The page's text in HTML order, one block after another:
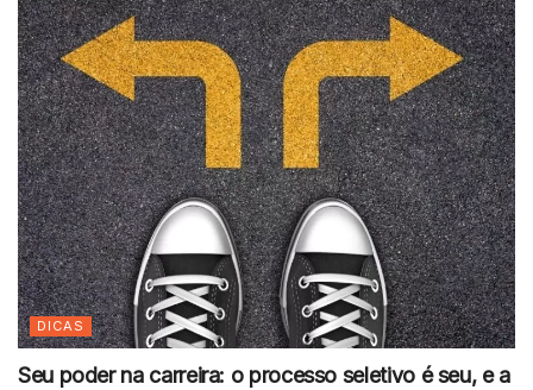
DICAS
Seu poder na carreira: o processo seletivo é seu, e a